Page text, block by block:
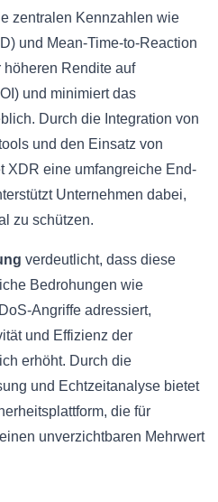
zentralen Kennzahlen wie
und Mean-Time-to-Reaction
höheren Rendite auf
und minimiert das
Durch die Integration von
und den Einsatz von
XDR eine umfangreiche End-
Unternehmen dabei,
zu schützen.
verdeutlicht, dass diese
Bedrohungen wie
Angriffe adressiert,
und Effizienz der
erhöht. Durch die
und Echtzeitanalyse bietet
die für
unverzichtbaren Mehrwert